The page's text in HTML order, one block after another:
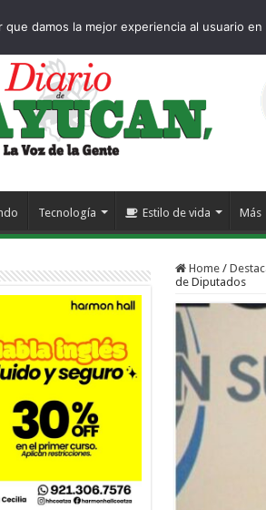
Tecnología Estilo de vida Más
Home /
de Diputados
que damos la mejor experiencia al usuario